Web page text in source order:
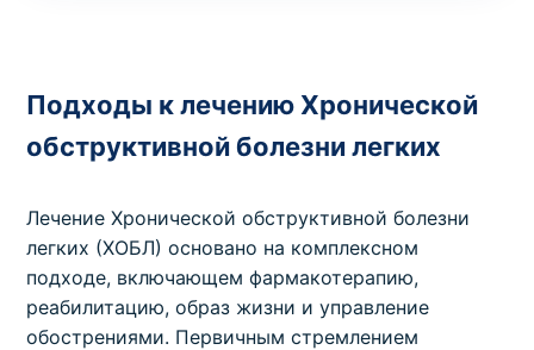
Подходы к лечению Хронической
обструктивной болезни легких
Лечение Хронической обструктивной болезни
легких (ХОБЛ) основано на комплексном
подходе, включающем фармакотерапию,
реабилитацию, образ жизни и управление
обострениями. Первичным стремлением